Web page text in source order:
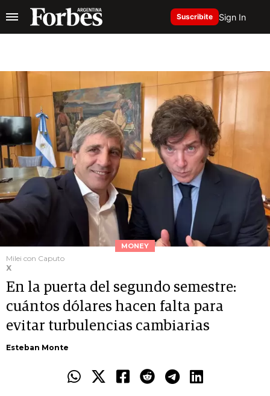
Suscribite Sign In
MONEY
Milei con Caputo
X
En la puerta del segundo semestre:
cuántos dólares hacen falta para
evitar turbulencias cambiarias
Esteban Monte